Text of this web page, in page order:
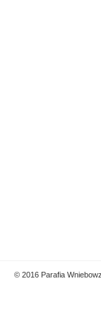
© 2016 Parafia